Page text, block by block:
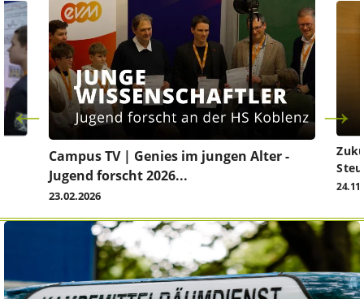
Campus TV | Genies im jungen Alter -
Jugend forscht 2026...
23.02.2026